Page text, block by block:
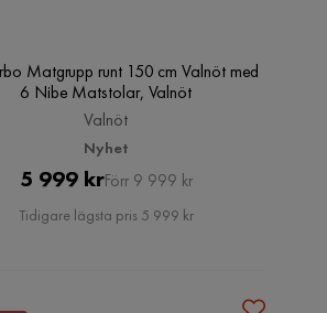
Matgrupp runt 150 cm Valnöt med
6 Nibe Matstolar, Valnöt
Valnöt
Nyhet
Pris
5 999 krOriginal
Pris
Förr 9 999 kr
Tidigare lägsta pris 5 999 kr